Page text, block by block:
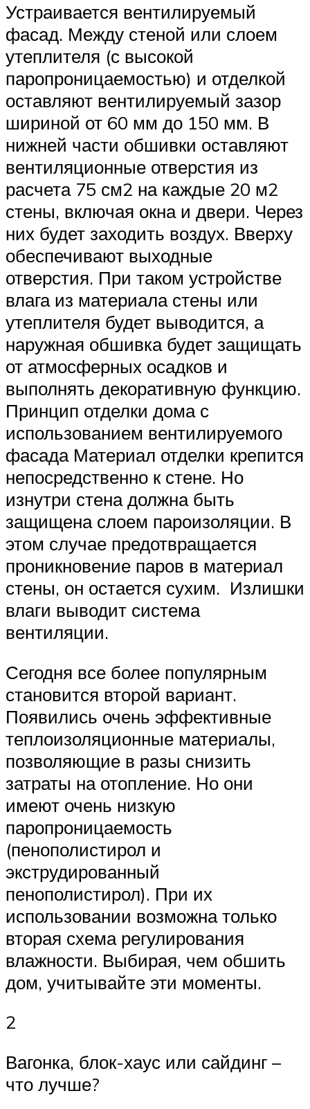
Устраивается вентилируемый
фасад. Между стеной или слоем
утеплителя (с высокой
паропроницаемостью) и отделкой
оставляют вентилируемый зазор
шириной от 60 мм до 150 мм. В
нижней части обшивки оставляют
вентиляционные отверстия из
расчета 75 см2 на каждые 20 м2
стены, включая окна и двери. Через
них будет заходить воздух. Вверху
обеспечивают выходные
отверстия. При таком устройстве
влага из материала стены или
утеплителя будет выводится, а
наружная обшивка будет защищать
от атмосферных осадков и
выполнять декоративную функцию.
Принцип отделки дома с
использованием вентилируемого
фасада Материал отделки крепится
непосредственно к стене. Но
изнутри стена должна быть
защищена слоем пароизоляции. В
этом случае предотвращается
проникновение паров в материал
стены, он остается сухим. Излишки
влаги выводит система
вентиляции.
Сегодня все более популярным
становится второй вариант.
Появились очень эффективные
теплоизоляционные материалы,
позволяющие в разы снизить
затраты на отопление. Но они
имеют очень низкую
паропроницаемость
(пенополистирол и
экструдированный
пенополистирол). При их
использовании возможна только
вторая схема регулирования
влажности. Выбирая, чем обшить
дом, учитывайте эти моменты.
2
Вагонка, блок-хаус или сайдинг –
что лучше?